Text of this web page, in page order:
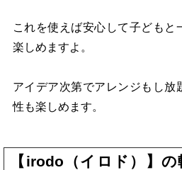
これを使えば安心して子どもと
楽しめますよ。
アイデア次第でアレンジもし放
性も楽しめます。
【irodo（イロド）】